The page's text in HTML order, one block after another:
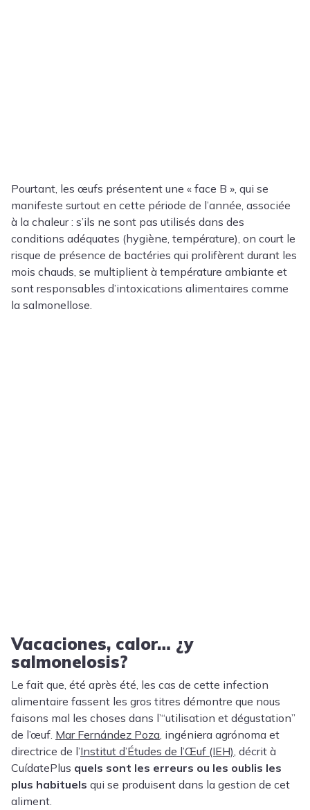
Pourtant, les œufs présentent une « face B », qui se
manifeste surtout en cette période de l’année, associée
à la chaleur : s’ils ne sont pas utilisés dans des
conditions adéquates (hygiène, température), on court le
risque de présence de bactéries qui prolifèrent durant les
mois chauds, se multiplient à température ambiante et
sont responsables d’intoxications alimentaires comme
la salmonellose.
Vacaciones, calor… ¿y
salmonelosis?
Le fait que, été après été, les cas de cette infection
alimentaire fassent les gros titres démontre que nous
faisons mal les choses dans l’“utilisation et dégustation”
de l’œuf. Mar Fernández Poza , ingéniera agrónoma et
directrice de l’Institut d’Études de l’Œuf (IEH) , décrit à
CuídatePlus quels sont les erreurs ou les oublis les
plus habituels qui se produisent dans la gestion de cet
aliment.